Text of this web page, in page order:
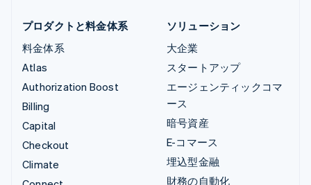
プロダクトと料金体系
料金体系
Atlas
Authorization Boost
Billing
Capital
Checkout
Climate
ソリューション
大企業
スタートアップ
エージェンティックコマ
ース
暗号資産
E-コマース
埋込型金融
財務の自動化